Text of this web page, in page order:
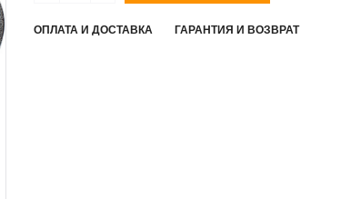
ОПЛАТА И ДОСТАВКА ГАРАНТИЯ И ВОЗВРАТ